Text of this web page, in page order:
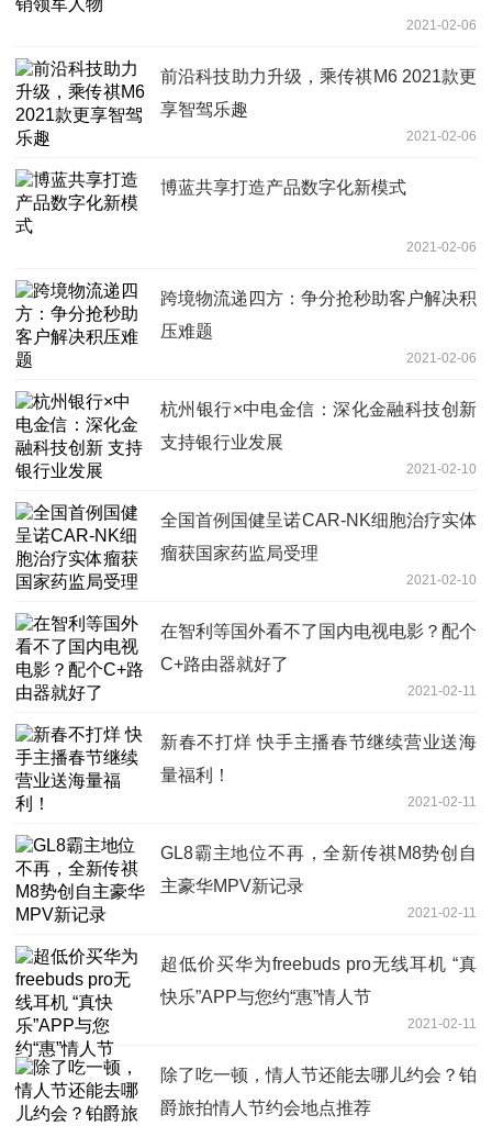
2021-02-06
前沿科技助力升级，乘传祺M6 2021款更
享智驾乐趣
2021-02-06
博蓝共享打造产品数字化新模式
2021-02-06
跨境物流递四方：争分抢秒助客户解决积
压难题
2021-02-06
杭州银行×中电金信：深化金融科技创新
支持银行业发展
2021-02-10
全国首例国健呈诺CAR-NK细胞治疗实体
瘤获国家药监局受理
2021-02-10
在智利等国外看不了国内电视电影？配个
C+路由器就好了
2021-02-11
新春不打烊 快手主播春节继续营业送海
量福利！
2021-02-11
GL8霸主地位不再，全新传祺M8势创自
主豪华MPV新记录
2021-02-11
超低价买华为freebuds pro无线耳机 “真
快乐”APP与您约“惠”情人节
2021-02-11
除了吃一顿，情人节还能去哪儿约会？铂
爵旅拍情人节约会地点推荐